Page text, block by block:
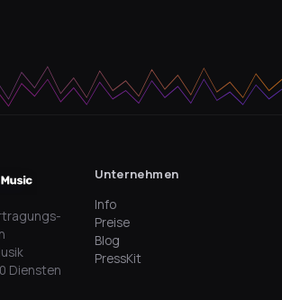
Diensten
Unternehmen
Info
Preise
Blog
PressKit